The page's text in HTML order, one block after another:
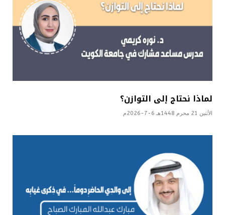
لماذا نحتاج إلى التوازن؟
الأثنين 21 محرم 1448هـ 6-7-2026م